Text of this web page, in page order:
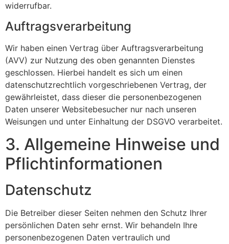
widerrufbar.
Auftragsverarbeitung
Wir haben einen Vertrag über Auftragsverarbeitung
(AVV) zur Nutzung des oben genannten Dienstes
geschlossen. Hierbei handelt es sich um einen
datenschutzrechtlich vorgeschriebenen Vertrag, der
gewährleistet, dass dieser die personenbezogenen
Daten unserer Websitebesucher nur nach unseren
Weisungen und unter Einhaltung der DSGVO verarbeitet.
3. Allgemeine Hinweise und
Pflicht­informationen
Datenschutz
Die Betreiber dieser Seiten nehmen den Schutz Ihrer
persönlichen Daten sehr ernst. Wir behandeln Ihre
personenbezogenen Daten vertraulich und